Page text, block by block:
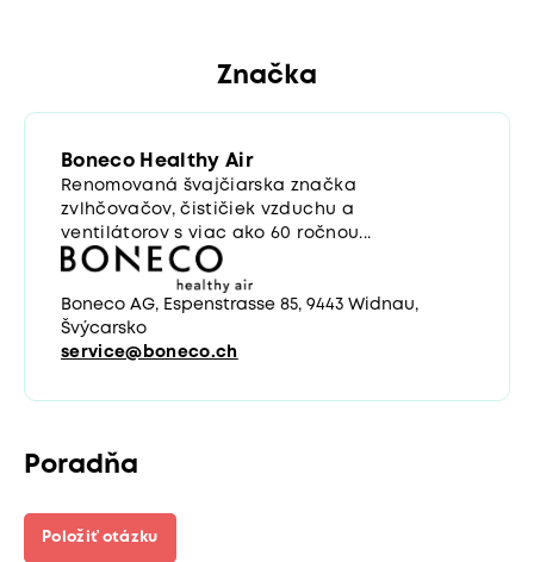
Značka
Boneco Healthy Air
Renomovaná švajčiarska značka
zvlhčovačov, čističiek vzduchu a
ventilátorov s viac ako 60 ročnou...
Boneco AG, Espenstrasse 85, 9443 Widnau,
Švýcarsko
service@boneco.ch
Poradňa
Položiť otázku